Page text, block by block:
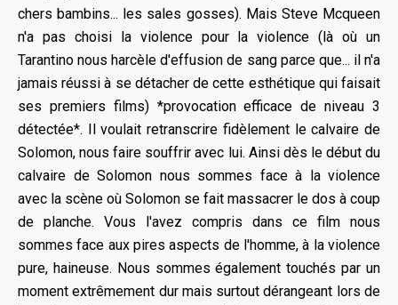
chers bambins... les sales gosses). Mais Steve Mcqueen
n'a pas choisi la violence pour la violence (là où un
Tarantino nous harcèle d'effusion de sang parce que... il n'a
jamais réussi à se détacher de cette esthétique qui faisait
ses premiers films) *provocation efficace de niveau 3
détectée*. Il voulait retranscrire fidèlement le calvaire de
Solomon, nous faire souffrir avec lui. Ainsi dès le début du
calvaire de Solomon nous sommes face à la violence
avec la scène où Solomon se fait massacrer le dos à coup
de planche. Vous l'avez compris dans ce film nous
sommes face aux pires aspects de l'homme, à la violence
pure, haineuse. Nous sommes également touchés par un
moment extrêmement dur mais surtout dérangeant lors de